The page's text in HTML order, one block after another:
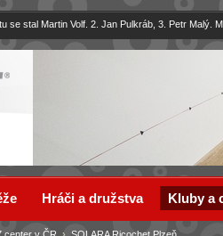
se stal Martin Volf. 2. Jan Pulkráb, 3. Petr Malý.
Hráči a družstva Kluby a